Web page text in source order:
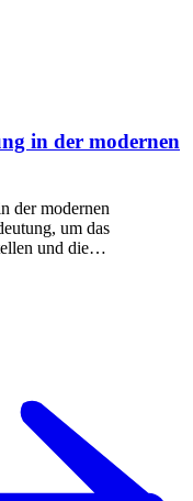
in der modernen
der modernen
um das
und die…